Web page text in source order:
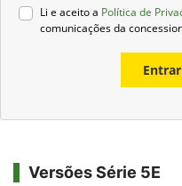
Li e aceito a Política de
comunicações da
Versões Série 5E